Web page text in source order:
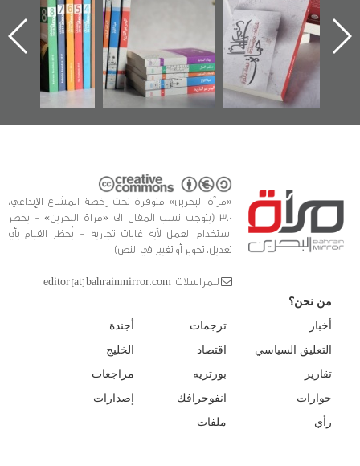
اعتصام الدراز
وأحداث ساحة
الفداء لمركز أوال
للدراسات والتوثيق
يقدمه «مركز أوال»
في سلسلة من 5
كتب
الساحات 2019
«مرآة البحرين» متوفرة تحت رخصة المشاع الإبداعي،
3.0 (يتوجب نسب المقال الى «مراة البحرين» - يحظر
استخدام العمل لأية غايات تجارية - يُحظر القيام بأي
تعديل، تحوير أو تغيير في النص)
للمراسلات: editor [at] bahrainmirror.com
من نحن؟
أخبار
التعليق السياسي
تقارير
حوارات
رأي
ترجمات
اقتصاد
بورتريه
انفوجرافك
ملفات
أجندة
الخليج
مراجعات
إصدارات